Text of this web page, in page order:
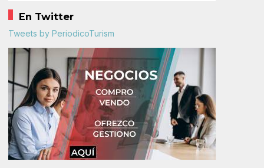
En Twitter
Tweets by PeriodicoTurism